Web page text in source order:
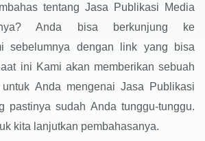
tentang Jasa Publikasi Media
Anda bisa berkunjung ke
sebelumnya dengan link yang bisa
ini Kami akan memberikan sebuah
Anda mengenai Jasa Publikasi
pastinya sudah Anda tunggu-tunggu.
kita lanjutkan pembahasanya.